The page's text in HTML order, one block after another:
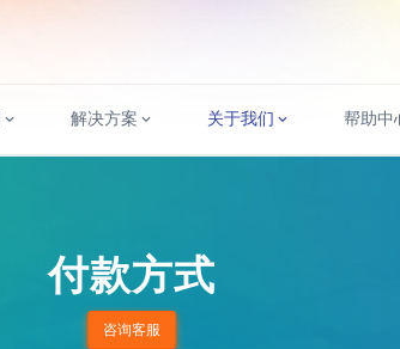
解决方案 关于我们 帮助中
付款方式
咨询客服